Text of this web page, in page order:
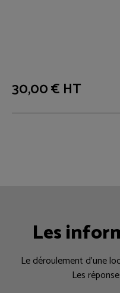
30,00 € HT
Les
Le déroulement d’une
Les